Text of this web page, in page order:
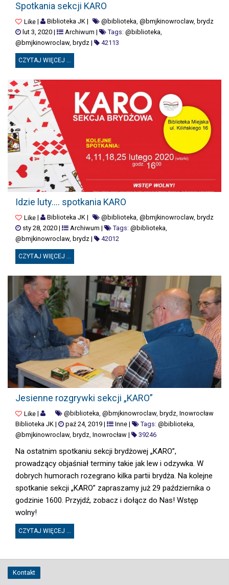
Spotkania sekcji KARO
@biblioteka, @bmjkinowroclaw, brydz
Like| Biblioteka JK|
lut 3, 2020 | Archiwum | Tags: @biblioteka,
@bmjkinowroclaw, brydz | 42113
CZYTAJ WIĘCEJ ...
Idzie luty…. spotkania KARO
@biblioteka, @bmjkinowroclaw, brydz
Like| Biblioteka JK|
sty 28, 2020 | Archiwum | Tags: @biblioteka,
@bmjkinowroclaw, brydz | 42012
IDZIE LUTY…. SPOTKANIA KARO
CZYTAJ WIĘCEJ ...
Jesienne rozgrywki sekcji „KARO”
@biblioteka, @bmjkinowroclaw, brydz, Inowrocław
Like|
Biblioteka JK | paź 24, 2019 | Inne | Tags: @biblioteka,
@bmjkinowroclaw, brydz, Inowrocław | 39246
Na ostatnim spotkaniu sekcji brydżowej „KARO”,
prowadzący objaśniał terminy takie jak lew i odzywka. W
dobrych humorach rozegrano kilka partii brydża. Na kolejne
spotkanie sekcji „KARO” zapraszamy już 29 października o
godzinie 1600. Przyjdź, zobacz i dołącz do Nas! Wstęp
wolny!
JESIENNE ROZGRYWKI SEKCJI „KARO”
CZYTAJ WIĘCEJ ...
Kontakt